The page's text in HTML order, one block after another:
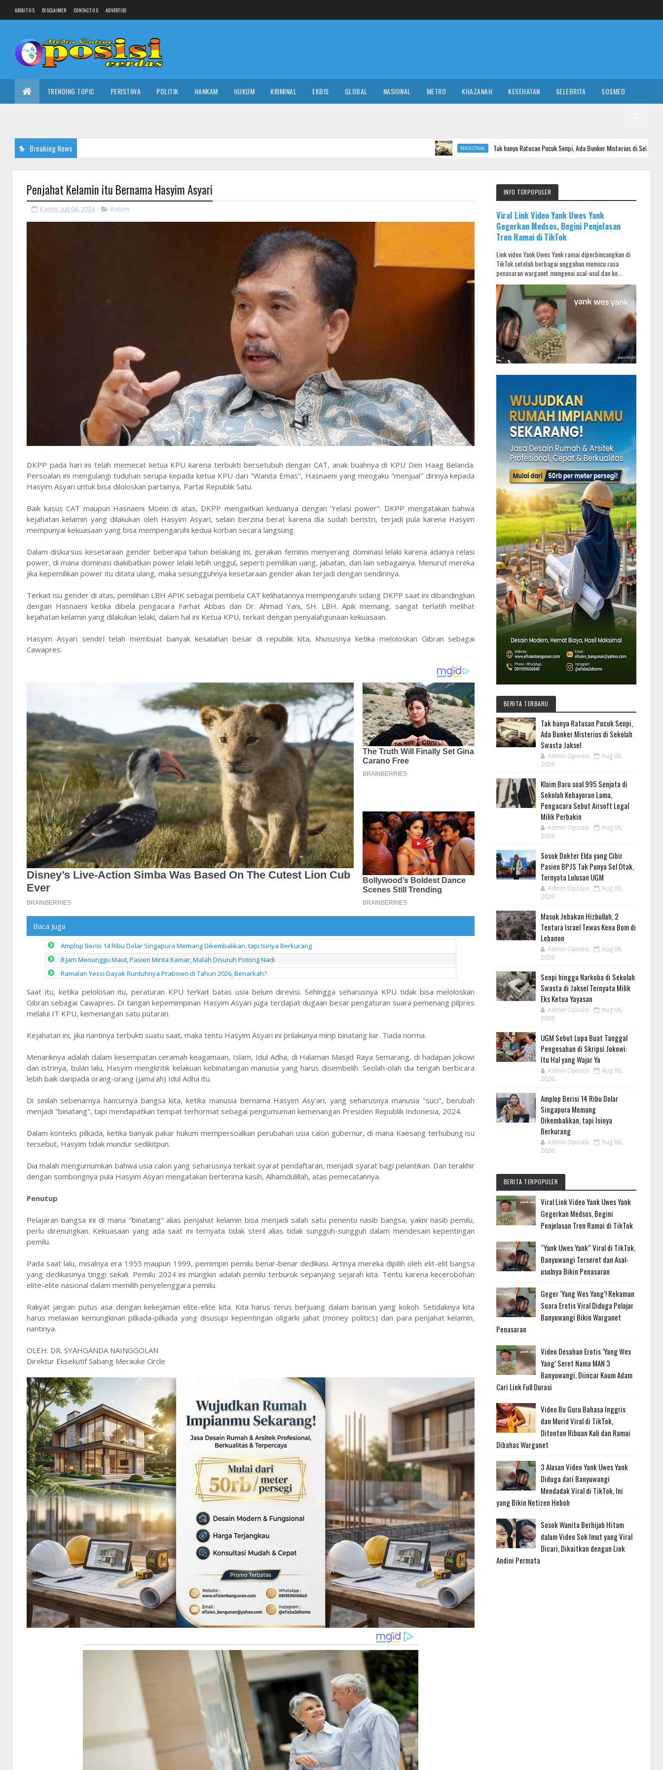
ABOUT US DISCLAIMER CONTACT US ADVERTISE
TRENDING TOPIC PERISTIWA POLITIK HANKAM HUKUM KRIMINAL EKBIS GLOBAL NASIONAL METRO KHAZANAH KESEHATAN SELEBRITA SOSMED
Breaking News NASIONAL Tak hanya Ratusan Pucuk Senpi, Ada Bunker Misterius di Sekolah Swasta Jaksel
Penjahat Kelamin itu Bernama Hasyim Asyari
Kamis, Juli 04, 2024 Kolom
DKPP pada hari ini telah memecat ketua KPU karena terbukti bersetubuh dengan CAT, anak buahnya di KPU Den Haag Belanda.
Persoalan ini mengulangi tuduhan serupa kepada ketua KPU dari "Wanita Emas", Hasnaeni yang mengaku "menjual" dirinya kepada
Hasyim Asyari untuk bisa diloloskan partainya, Partai Republik Satu.
Baik kasus CAT maupun Hasnaeni Moein di atas, DKPP mengaitkan keduanya dengan "relasi power". DKPP mengatakan bahwa
kejahatan kelamin yang dilakukan oleh Hasyim Asyari, selain berzina berat karena dia sudah beristri, terjadi pula karena Hasyim
mempunyai kekuasaan yang bisa mempengaruhi kedua korban secara langsung.
Dalam diskursus kesetaraan gender beberapa tahun belakang ini, gerakan feminis menyerang dominasi lelaki karena adanya relasi
power, di mana dominasi diakibatkan power lelaki lebih unggul, seperti pemilikan uang, jabatan, dan lain sebagainya. Menurut mereka
jika kepemilikan power itu ditata ulang, maka sesungguhnya kesetaraan gender akan terjadi dengan sendirinya.
Terkait isu gender di atas, pemilihan LBH APIK sebagai pembela CAT kelihatannya mempengaruhi sidang DKPP saat ini dibandingkan
dengan Hasnaeni ketika dibela pengacara Farhat Abbas dan Dr. Ahmad Yani, SH. LBH. Apik memang, sangat terlatih melihat
kejahatan kelamin yang dilakukan lelaki, dalam hal ini Ketua KPU, terkait dengan penyalahgunaan kekuasaan.
Hasyim Asyari sendiri telah membuat banyak kesalahan besar di republik kita, khususnya ketika meloloskan Gibran sebagai
Cawapres.
Baca Juga
Amplop Berisi 14 Ribu Dolar Singapura Memang Dikembalikan, tapi Isinya Berkurang
8 Jam Menunggu Maut, Pasien Minta Kamar, Malah Disuruh Potong Nadi
Ramalan Yessi Dayak Runtuhnya Prabowo di Tahun 2026, Benarkah?
Saat itu, ketika pelolosan itu, peraturan KPU terkait batas usia belum direvisi. Sehingga seharusnya KPU tidak bisa meloloskan
Gibran sebagai Cawapres. Di tangan kepemimpinan Hasyim Asyari juga terdapat dugaan besar pengaturan suara pemenang pilpres
melalui IT KPU, kemenangan satu putaran.
Kejahatan ini, jika nantinya terbukti suatu saat, maka tentu Hasyim Asyari ini prilakunya mirip binatang liar. Tiada norma.
Menariknya adalah dalam kesempatan ceramah keagamaan, Islam, Idul Adha, di Halaman Masjid Raya Semarang, di hadapan Jokowi
dan istrinya, bulan lalu, Hasyim mengkritik kelakuan kebinatangan manusia yang harus disembelih. Seolah-olah dia tengah berbicara
lebih baik daripada orang-orang (jama'ah) Idul Adha itu.
Di sinilah sebenarnya hancurnya bangsa kita, ketika manusia bernama Hasyim Asy'ari, yang seharusnya manusia "suci", berubah
menjadi "binatang", tapi mendapatkan tempat terhormat sebagai pengumuman kemenangan Presiden Republik Indonesia, 2024.
Dalam konteks pilkada, ketika banyak pakar hukum mempersoalkan perubahan usia calon gubernur, di mana Kaesang terhubung isu
tersebut, Hasyim tidak mundur sedikitpun.
Dia malah mengumumkan bahwa usia calon yang seharusnya terkait syarat pendaftaran, menjadi syarat bagi pelantikan. Dan terakhir
dengan sombongnya pula Hasyim Asyari mengatakan berterima kasih, Alhamdulillah, atas pemecatannya.
Penutup
Pelajaran bangsa ini di mana "binatang" alias penjahat kelamin bisa menjadi salah satu penentu nasib bangsa, yakni nasib pemilu,
perlu direnungkan. Kekuasaan yang ada saat ini ternyata tidak steril alias tidak sungguh-sungguh dalam mendesain kepentingan
pemilu.
Pada saat lalu, misalnya era 1955 maupun 1999, pemimpin pemilu benar-benar dedikasi. Artinya mereka dipilih oleh elit-elit bangsa
yang dedikasinya tinggi sekali. Pemilu 2024 ini mungkin adalah pemilu terburuk sepanjang sejarah kita. Tentu karena kecerobohan
elite-elite nasional dalam memilih penyelenggara pemilu.
Rakyat jangan putus asa dengan kekejaman elite-elite kita. Kita harus terus berjuang dalam barisan yang kokoh. Setidaknya kita
harus melawan kemungkinan pilkada-pilkada yang disusupi kepentingan oligarki jahat (money politics) dan para penjahat kelamin,
nantinya.
OLEH: DR. SYAHGANDA NAINGGOLAN
Direktur Eksekutif Sabang Merauke Circle
INFO TERPOPULER
Viral Link Video Yank Uwes Yank
Gegerkan Medsos, Begini Penjelasan
Tren Ramai di TikTok
Link video Yank Uwes Yank ramai diperbincangkan di
TikTok setelah berbagai unggahan memicu rasa
penasaran warganet mengenai asal-usul dan ko...
BERITA TERBARU
Tak hanya Ratusan Pucuk Senpi,
Ada Bunker Misterius di Sekolah
Swasta Jaksel
Admin Oposisi
Aug 06,
2026
Klaim Baru soal 995 Senjata di
Sekolah Kebayoran Lama,
Pengacara Sebut Airsoft Legal
Milik Perbakin
Admin Oposisi
Aug 06,
2026
Sosok Dokter Elda yang Cibir
Pasien BPJS Tak Punya Sel Otak,
Ternyata Lulusan UGM
Admin Oposisi
Aug 06,
2026
Masuk Jebakan Hizbullah, 2
Tentara Israel Tewas Kena Bom di
Lebanon
Admin Oposisi
Aug 06,
2026
Senpi hingga Narkoba di Sekolah
Swasta di Jaksel Ternyata Milik
Eks Ketua Yayasan
Admin Oposisi
Aug 06,
2026
UGM Sebut Lupa Buat Tanggal
Pengesahan di Skripsi Jokowi:
Itu Hal yang Wajar Ya
Admin Oposisi
Aug 06,
2026
Amplop Berisi 14 Ribu Dolar
Singapura Memang
Dikembalikan, tapi Isinya
Berkurang
Admin Oposisi
Aug 06,
2026
BERITA TERPOPULER
Viral Link Video Yank Uwes Yank
Gegerkan Medsos, Begini
Penjelasan Tren Ramai di TikTok
“Yank Uwes Yank” Viral di TikTok,
Banyuwangi Terseret dan Asal-
usulnya Bikin Penasaran
Geger ‘Yang Wes Yang’! Rekaman
Suara Erotis Viral Diduga Pelajar
Banyuwangi Bikin Warganet
Penasaran
Video Desahan Erotis ‘Yang Wes
Yang’ Seret Nama MAN 3
Banyuwangi, Diincar Kaum Adam
Cari Link Full Durasi
Video Bu Guru Bahasa Inggris
dan Murid Viral di TikTok,
Ditonton Ribuan Kali dan Ramai
Dibahas Warganet
3 Alasan Video Yank Uwes Yank
Diduga dari Banyuwangi
Mendadak Viral di TikTok, Ini
yang Bikin Netizen Heboh
Sosok Wanita Berhijab Hitam
dalam Video Sok Imut yang Viral
Dicari, Dikaitkan dengan Link
Andini Permata